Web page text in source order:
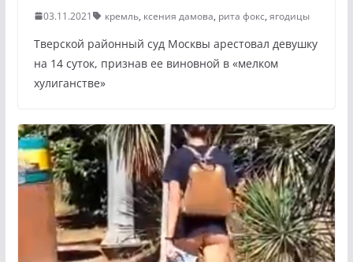
03.11.2021 кремль, ксения дамова, рита фокс, ягодицы
Тверской районный суд Москвы арестовал девушку
на 14 суток, признав ее виновной в «мелком
хулиганстве»